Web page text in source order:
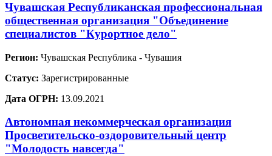
Чувашская Республиканская профессиональная
общественная организация "Объединение
специалистов "Курортное дело"
Регион: Чувашская Республика - Чувашия
Статус: Зарегистрированные
Дата ОГРН: 13.09.2021
Автономная некоммерческая организация
Просветительско-оздоровительный центр
"Молодость навсегда"